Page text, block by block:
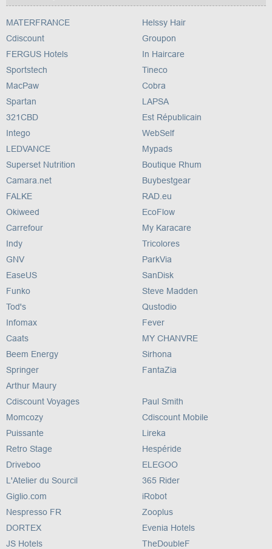
MATERFRANCE
Cdiscount
FERGUS Hotels
Sportstech
MacPaw
Spartan
321CBD
Intego
LEDVANCE
Superset Nutrition
Camara.net
FALKE
Helssy Hair
Groupon
In Haircare
Tineco
Cobra
LAPSA
Est Républicain
WebSelf
Mypads
Boutique Rhum
Buybestgear
RAD.eu
Okiweed
Carrefour
Indy
GNV
EaseUS
Funko
Tod's
Infomax
Caats
Beem Energy
Springer
Arthur Maury
EcoFlow
My Karacare
Tricolores
ParkVia
SanDisk
Steve Madden
Qustodio
Fever
MY CHANVRE
Sirhona
FantaZia
Cdiscount Voyages
Momcozy
Puissante
Retro Stage
Driveboo
L'Atelier du Sourcil
Giglio.com
Nespresso FR
DORTEX
JS Hotels
Paul Smith
Cdiscount Mobile
Lireka
Hespéride
ELEGOO
365 Rider
iRobot
Zooplus
Evenia Hotels
TheDoubleF